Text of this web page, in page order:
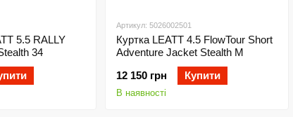
5.5 RALLY
34
Артикул: 5026002501
Куртка LEATT 4.5 FlowTour Short
Adventure Jacket Stealth M
12 150 грн
Купити
В наявності